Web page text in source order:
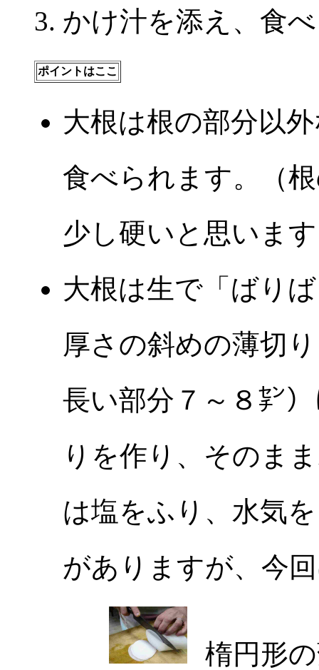
かけ汁を添え、食
ポイントはここ
大根は根の部分以
食べられます。（
少し硬いと思いま
大根は生で「ばり
厚さの斜めの薄切
長い部分７～８㌢
りを作り、そのま
は塩をふり、水気
がありますが、今
楕円形